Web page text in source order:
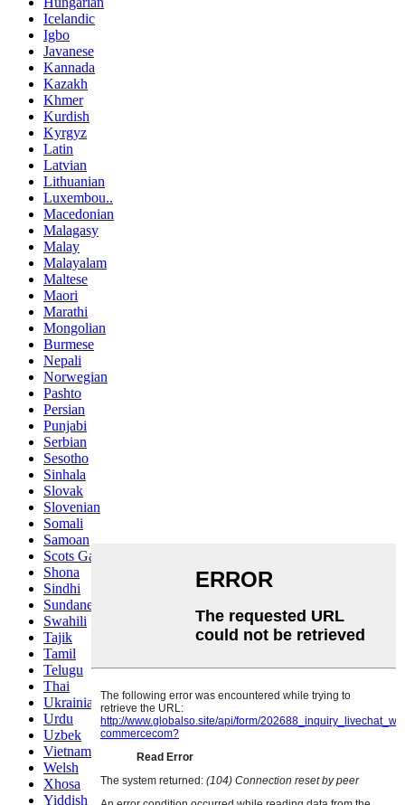
Icelandic
Igbo
Javanese
Kannada
Kazakh
Khmer
Kurdish
Kyrgyz
Latin
Latvian
Lithuanian
Luxembou..
Macedonian
Malagasy
Malay
Malayalam
Maltese
Maori
Marathi
Mongolian
Burmese
Nepali
Norwegian
Pashto
Persian
Punjabi
Serbian
Sesotho
Sinhala
Slovak
Slovenian
Somali
Samoan
Scots Gaelic
Shona
Sindhi
Sundanese
Swahili
Tajik
Tamil
Telugu
Thai
Ukrainian
Urdu
Uzbek
Vietnamese
Welsh
Xhosa
Yiddish